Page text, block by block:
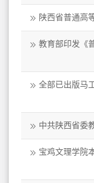
法
陕西省普通高
教育部印发《
全部已出版马
中共陕西省委
会主义思想进课
宝鸡文理学院